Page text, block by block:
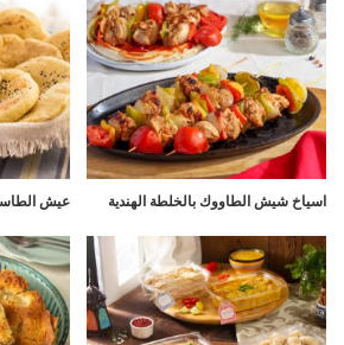
اسياخ شيش الطاووك بالخلطة الهندية عيش